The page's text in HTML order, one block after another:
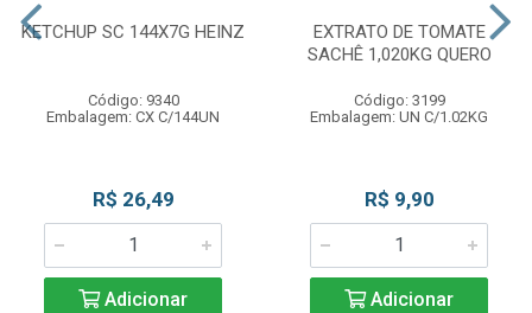
KETCHUP SC 144X7G HEINZ
Código: 9340
Embalagem: CX C/144UN
R$ 26,49
Adicionar
EXTRATO DE TOMATE
SACHÊ 1,020KG QUERO
Código: 3199
Embalagem: UN C/1.02KG
R$ 9,90
Adicionar